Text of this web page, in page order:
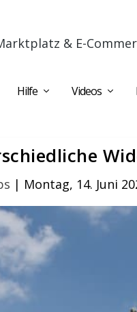
& E-
Hilfe Videos
| Montag, 14. Juni